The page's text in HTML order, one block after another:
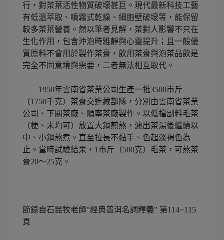
行，對茶葉活性物質破壞甚巨。現代最新科技工藝
有低溫萃取、噴霧式乾燥、細胞壁破壞等，能保留
較多茶葉營養。然以筆者見解，茶對人影響不只在
生化作用，包含沖泡時雅靜與心靈提升；且一般優
質原料不會用於製作茶膏，飲用茶膏與泡茶品飲是
完全不同意境與需要，二者無法相互取代。
1950年雲南省茶業公司生產一批3500市斤
（1750千克）茶膏交進藏部隊，分別由雲南省茶業
公司、下關茶廠、順寧茶廠製作。以低檔副料毛茶
（梗、末均可）放置大鍋煎熬，濾出茶湯後繼續以
中、小鍋熬煮。直至拉長不黏手、色起淡褐色為
止。當時試驗結果，1市斤（500克）毛茶，可熬茶
膏20～25克。
節錄自石昆牧老師"經典普洱名詞釋義" 第114~115
頁